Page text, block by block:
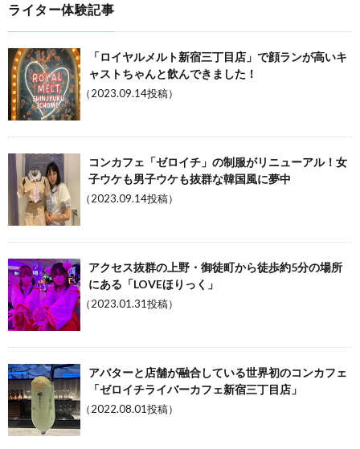
ライター体験記事
「ロイヤルメルト新宿三丁目店」で顔ランが高いキ
ャストちゃんと飲んできました！
（2023.09.14投稿）
コンカフェ「ゼロイチ」の制服がリニューアル！女
子ウケも男子ウケも抜群な韓国風に夢中
（2023.09.14投稿）
アクセス抜群の上野・御徒町から徒歩約5分の場所
にある「LOVEほりっく」
（2023.01.31投稿）
アバターと店舗が融合している世界初のコンカフェ
「ゼロイチライバーカフェ新宿三丁目店」
（2022.08.01投稿）